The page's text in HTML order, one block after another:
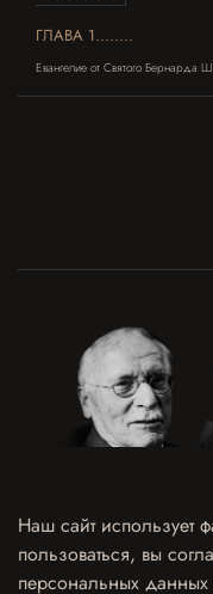
ГЛАВА 1........
Евангелие от Святого Бернарда
Договор оферты
Политика конфиденциальности
Согласие на обработку
Наш сайт
пользоваться, вы
персональных данных